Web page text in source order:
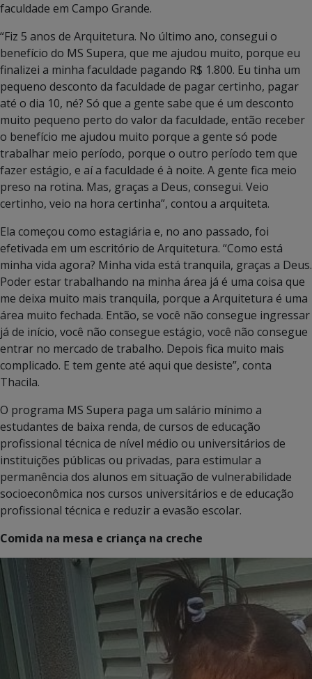
faculdade em Campo Grande.
“Fiz 5 anos de Arquitetura. No último ano, consegui o
benefício do MS Supera, que me ajudou muito, porque eu
finalizei a minha faculdade pagando R$ 1.800. Eu tinha um
pequeno desconto da faculdade de pagar certinho, pagar
até o dia 10, né? Só que a gente sabe que é um desconto
muito pequeno perto do valor da faculdade, então receber
o benefício me ajudou muito porque a gente só pode
trabalhar meio período, porque o outro período tem que
fazer estágio, e aí a faculdade é à noite. A gente fica meio
preso na rotina. Mas, graças a Deus, consegui. Veio
certinho, veio na hora certinha”, contou a arquiteta.
Ela começou como estagiária e, no ano passado, foi
efetivada em um escritório de Arquitetura. “Como está
minha vida agora? Minha vida está tranquila, graças a Deus.
Poder estar trabalhando na minha área já é uma coisa que
me deixa muito mais tranquila, porque a Arquitetura é uma
área muito fechada. Então, se você não consegue ingressar
já de início, você não consegue estágio, você não consegue
entrar no mercado de trabalho. Depois fica muito mais
complicado. E tem gente até aqui que desiste”, conta
Thacila.
O programa MS Supera paga um salário mínimo a
estudantes de baixa renda, de cursos de educação
profissional técnica de nível médio ou universitários de
instituições públicas ou privadas, para estimular a
permanência dos alunos em situação de vulnerabilidade
socioeconômica nos cursos universitários e de educação
profissional técnica e reduzir a evasão escolar.
Comida na mesa e criança na creche